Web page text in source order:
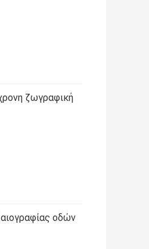
ζωγραφική
οδών